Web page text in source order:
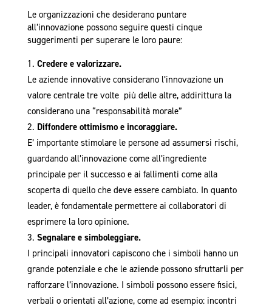
Le organizzazioni che desiderano puntare
all’innovazione possono seguire questi cinque
suggerimenti per superare le loro paure:
Credere e valorizzare.
Le aziende innovative considerano l’innovazione un
valore centrale tre volte più delle altre, addirittura la
considerano una “responsabilità morale”
Diffondere ottimismo e incoraggiare.
E’ importante stimolare le persone ad assumersi rischi,
guardando all’innovazione come all’ingrediente
principale per il successo e ai fallimenti come alla
scoperta di quello che deve essere cambiato. In quanto
leader, è fondamentale permettere ai collaboratori di
esprimere la loro opinione.
Segnalare e simboleggiare.
I principali innovatori capiscono che i simboli hanno un
grande potenziale e che le aziende possono sfruttarli per
rafforzare l’innovazione. I simboli possono essere fisici,
verbali o orientati all’azione, come ad esempio: incontri